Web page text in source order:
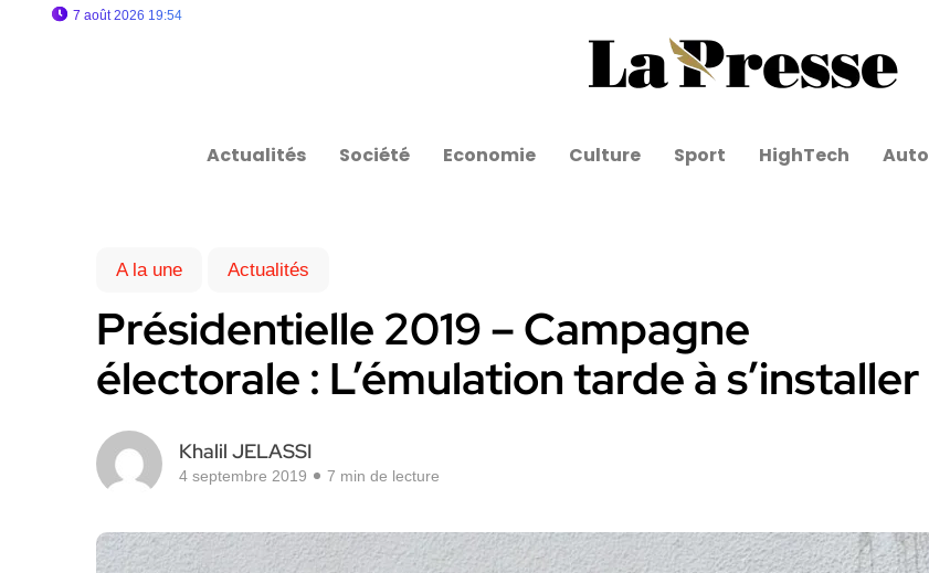
7 août 2026 19:54
Actualités Société Economie Culture Sport HighTech Auto
A la une Actualités
Présidentielle 2019 – Campagne
électorale : L’émulation tarde à s’installer
Khalil JELASSI
4 septembre 2019 7 min de lecture